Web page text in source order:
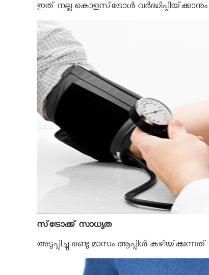
ഇത്‌ നല്ല കൊളസ്‌ട്രോള്‍
സ്‌ട്രോക്ക്‌ സാധ്യത
അടുപ്പിച്ചു രണ്ടു മാസം ആപ്പിള്‍